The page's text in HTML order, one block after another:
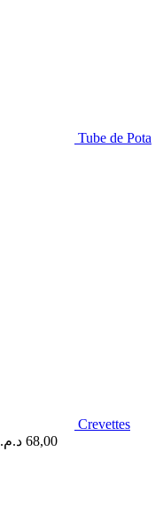
Tube de Pota
Crevettes
68,00 د.م.